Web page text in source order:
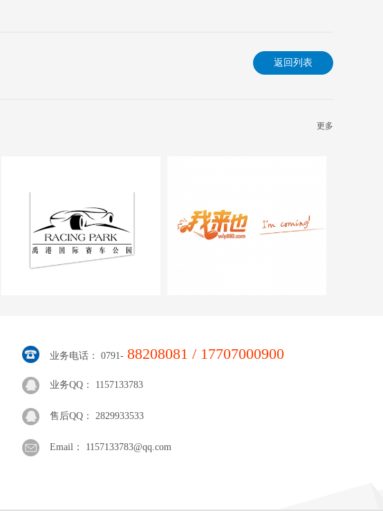
返回列表
更多
我来也
业务电话： 0791- 88208081 / 17707000900
业务QQ： 1157133783
售后QQ： 2829933533
Email： 1157133783@qq.com